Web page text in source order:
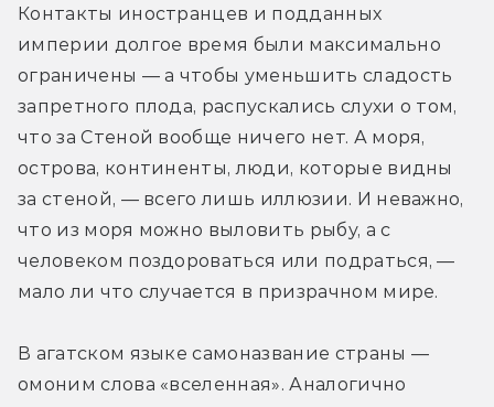
Контакты иностранцев и подданных
империи долгое время были максимально
ограничены — а чтобы уменьшить сладость
запретного плода, распускались слухи о том,
что за Стеной вообще ничего нет. А моря,
острова, континенты, люди, которые видны
за стеной, — всего лишь иллюзии. И неважно,
что из моря можно выловить рыбу, а с
человеком поздороваться или подраться, —
мало ли что случается в призрачном мире.
В агатском языке самоназвание страны —
омоним слова «вселенная». Аналогично